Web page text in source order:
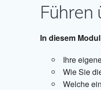
Führen
In diesem
Ihre
Wie Sie
Welche